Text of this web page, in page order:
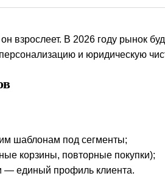
взрослеет. В 2026 году рынок
и юридическую
шаблонам под сегменты;
корзины, повторные покупки);
— единый профиль клиента.